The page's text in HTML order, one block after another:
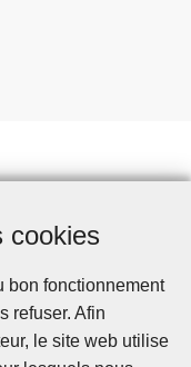
cookies
bon fonctionnement
refuser. Afin
le site web utilise